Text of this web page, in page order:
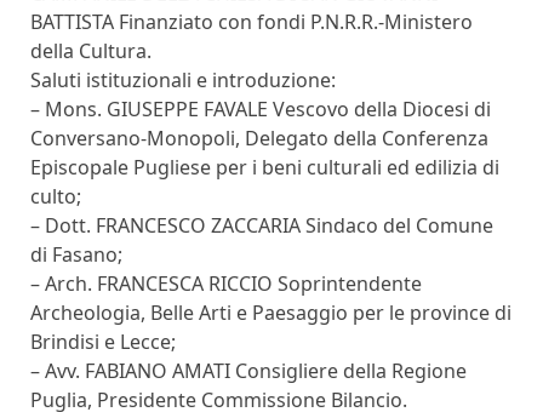
BATTISTA Finanziato con fondi P.N.R.R.-Ministero
della Cultura.
Saluti istituzionali e introduzione:
– Mons. GIUSEPPE FAVALE Vescovo della Diocesi di
Conversano-Monopoli, Delegato della Conferenza
Episcopale Pugliese per i beni culturali ed edilizia di
culto;
– Dott. FRANCESCO ZACCARIA Sindaco del Comune
di Fasano;
– Arch. FRANCESCA RICCIO Soprintendente
Archeologia, Belle Arti e Paesaggio per le province di
Brindisi e Lecce;
– Avv. FABIANO AMATI Consigliere della Regione
Puglia, Presidente Commissione Bilancio.